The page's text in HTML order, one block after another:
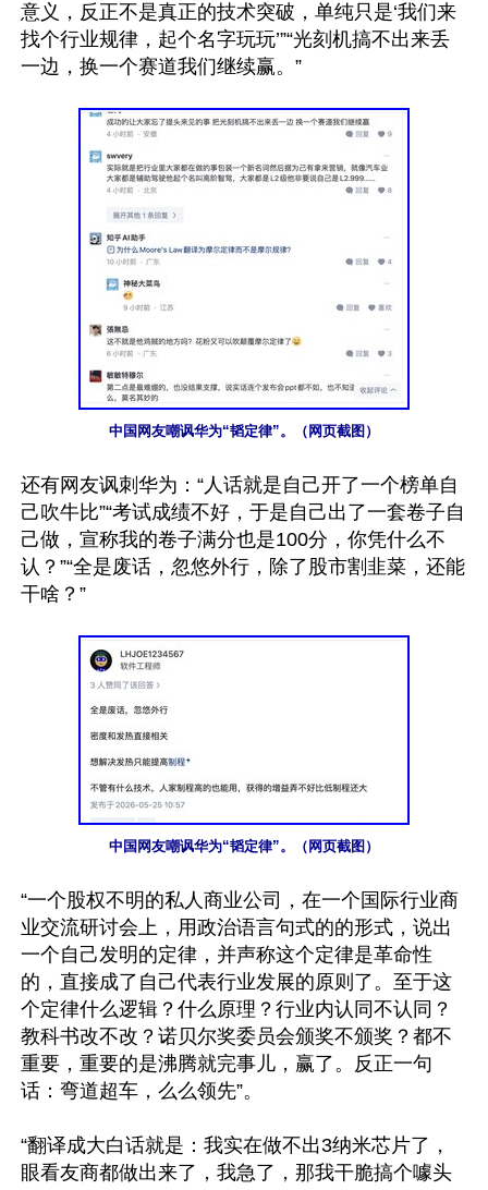
意义，反正不是真正的技术突破，单纯只是‘我们来
找个行业规律，起个名字玩玩’”“光刻机搞不出来丢
一边，换一个赛道我们继续赢。”
中国网友嘲讽华为“韬定律”。（网页截图）
还有网友讽刺华为：“人话就是自己开了一个榜单自
己吹牛比”“考试成绩不好，于是自己出了一套卷子自
己做，宣称我的卷子满分也是100分，你凭什么不
认？”“全是废话，忽悠外行，除了股市割韭菜，还能
干啥？”
中国网友嘲讽华为“韬定律”。（网页截图）
“一个股权不明的私人商业公司，在一个国际行业商
业交流研讨会上，用政治语言句式的的形式，说出
一个自己发明的定律，并声称这个定律是革命性
的，直接成了自己代表行业发展的原则了。至于这
个定律什么逻辑？什么原理？行业内认同不认同？
教科书改不改？诺贝尔奖委员会颁奖不颁奖？都不
重要，重要的是沸腾就完事儿，赢了。反正一句
话：弯道超车，么么领先”。
“翻译成大白话就是：我实在做不出3纳米芯片了，
眼看友商都做出来了，我急了，那我干脆搞个噱头